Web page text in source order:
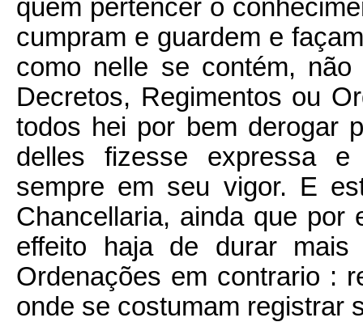
quem pertencer o
cumpram e guardem e
como nelle se contém, não
Decretos, Regimentos ou
todos hei por bem derogar
delles fizesse expressa e
sempre em seu vigor. E
Chancellaria, ainda que
effeito haja de durar
Ordenações em contrario :
onde se costumam registrar